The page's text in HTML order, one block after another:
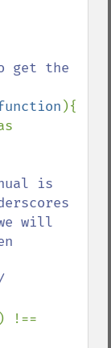
get the
){
is